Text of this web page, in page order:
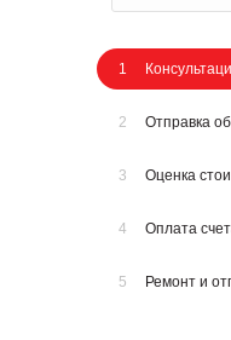
1
2 Отправка
3 Оценка
4 Оплата
5 Ремонт и